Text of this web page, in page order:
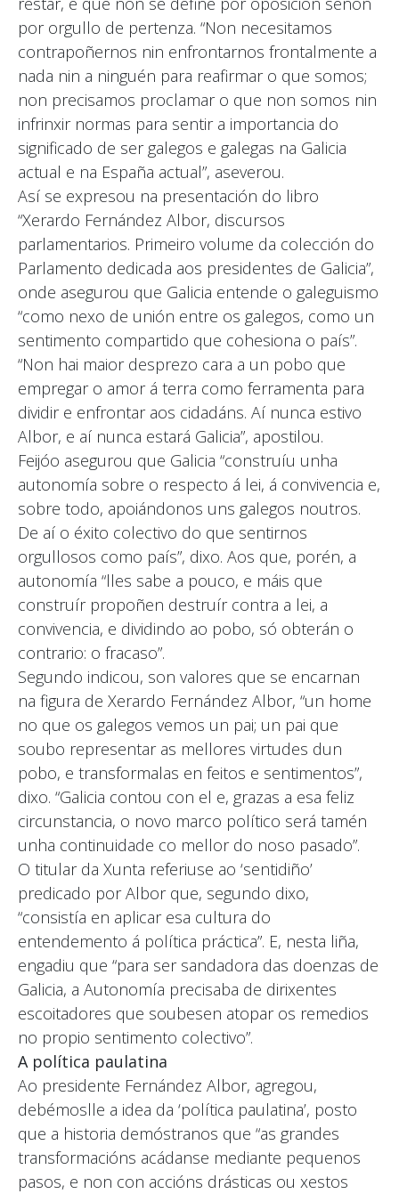
por orgullo de pertenza. “Non necesitamos
contrapoñernos nin enfrontarnos frontalmente a
nada nin a ninguén para reafirmar o que somos;
non precisamos proclamar o que non somos nin
infrinxir normas para sentir a importancia do
significado de ser galegos e galegas na Galicia
actual e na España actual”, aseverou.
Así se expresou na presentación do libro
“Xerardo Fernández Albor, discursos
parlamentarios. Primeiro volume da colección do
Parlamento dedicada aos presidentes de Galicia”,
onde asegurou que Galicia entende o galeguismo
“como nexo de unión entre os galegos, como un
sentimento compartido que cohesiona o país”.
“Non hai maior desprezo cara a un pobo que
empregar o amor á terra como ferramenta para
dividir e enfrontar aos cidadáns. Aí nunca estivo
Albor, e aí nunca estará Galicia”, apostilou.
Feijóo asegurou que Galicia “construíu unha
autonomía sobre o respecto á lei, á convivencia e,
sobre todo, apoiándonos uns galegos noutros.
De aí o éxito colectivo do que sentirnos
orgullosos como país”, dixo. Aos que, porén, a
autonomía “lles sabe a pouco, e máis que
construír propoñen destruír contra a lei, a
convivencia, e dividindo ao pobo, só obterán o
contrario: o fracaso”.
Segundo indicou, son valores que se encarnan
na figura de Xerardo Fernández Albor, “un home
no que os galegos vemos un pai; un pai que
soubo representar as mellores virtudes dun
pobo, e transformalas en feitos e sentimentos”,
dixo. “Galicia contou con el e, grazas a esa feliz
circunstancia, o novo marco político será tamén
unha continuidade co mellor do noso pasado”.
O titular da Xunta referiuse ao ‘sentidiño’
predicado por Albor que, segundo dixo,
“consistía en aplicar esa cultura do
entendemento á política práctica”. E, nesta liña,
engadiu que “para ser sandadora das doenzas de
Galicia, a Autonomía precisaba de dirixentes
escoitadores que soubesen atopar os remedios
no propio sentimento colectivo”.
A política paulatina
Ao presidente Fernández Albor, agregou,
debémoslle a idea da ‘política paulatina’, posto
que a historia demóstranos que “as grandes
transformacións acádanse mediante pequenos
pasos, e non con accións drásticas ou xestos